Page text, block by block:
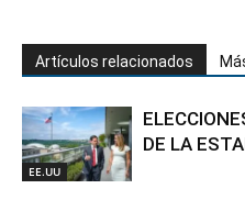
Artículos relacionados
EE.UU
DE LA